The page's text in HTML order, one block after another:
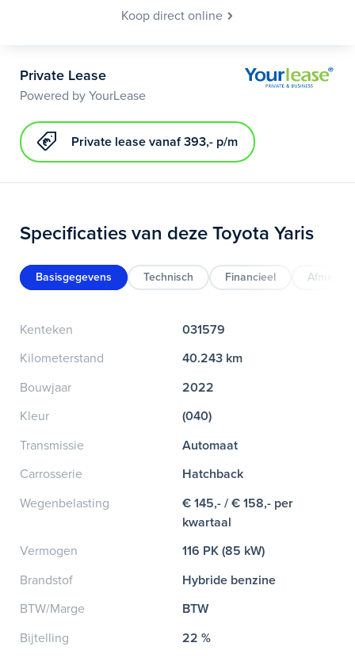
Koop direct online
Private Lease
Powered by YourLease
Private lease vanaf 393,- p/m
Specificaties van deze Toyota Yaris
Basisgegevens Technisch Financieel
Kenteken
031579
Kilometerstand
40.243 km
Bouwjaar
2022
Kleur
(040)
Transmissie
Automaat
Carrosserie
Hatchback
Wegenbelasting
€ 145,- / € 158,- per
kwartaal
Vermogen
116 PK (85 kW)
Brandstof
Hybride benzine
BTW/Marge
BTW
Bijtelling
22 %